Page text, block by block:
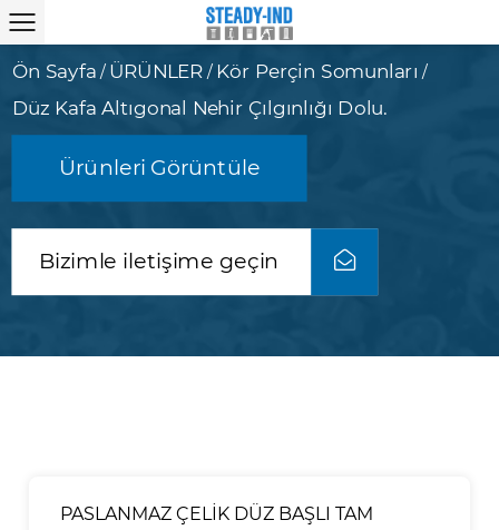
Ön Sayfa / ÜRÜNLER / Kör Perçin Somunları /
Düz Kafa Altıgonal Nehir Çılgınlığı Dolu.
Ürünleri Görüntüle
Bizimle iletişime geçin
PASLANMAZ ÇELİK DÜZ BAŞLI TAM